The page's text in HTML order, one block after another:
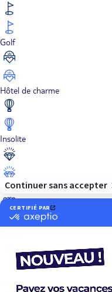
Golf
Hôtel de charme
Insolite
Luxe
Neige